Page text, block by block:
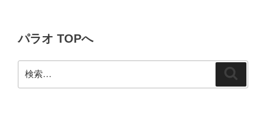
ン
パラオ TOPへ
索: